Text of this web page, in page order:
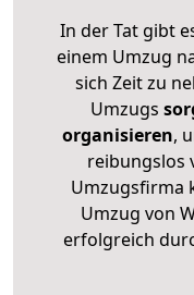
In der Tat gibt
einem Umzug
sich Zeit zu
Umzugs
organisieren,
reibungslos
Umzugsfirma
Umzug von
erfolgreich